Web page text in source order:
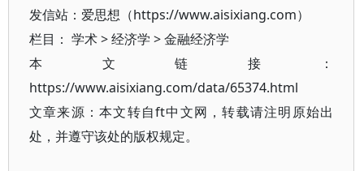
发信站：爱思想（https://www.aisixiang.com）
栏目： 学术>经济学 >金融经济学
本文链接：
https://www.aisixiang.com/data/65374.html
文章来源：本文转自ft中文网，转载请注明原始出
处，并遵守该处的版权规定。